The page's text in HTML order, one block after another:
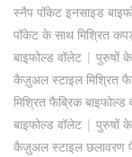
स्नैप पॉकेट इनसाइड
पॉकेट के साथ मिश्रित
बाइफोल्ड वॉलेट | पुरुषों
कैज़ुअल स्टाइल मिश्रित
मिश्रित फैब्रिक बाइफोल्ड
बाइफोल्ड वॉलेट | पुरुषों
कैज़ुअल स्टाइल छलावरण